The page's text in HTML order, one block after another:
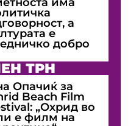
а
е
добро
ТРН
Опачиќ за
Beach Film
„Охрид во
е филм на